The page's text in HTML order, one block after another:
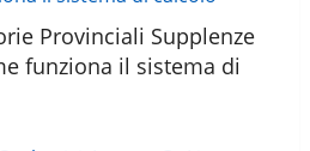
Provinciali Supplenze
funziona il sistema di